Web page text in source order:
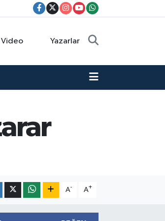
Video Yazarlar
A- A+